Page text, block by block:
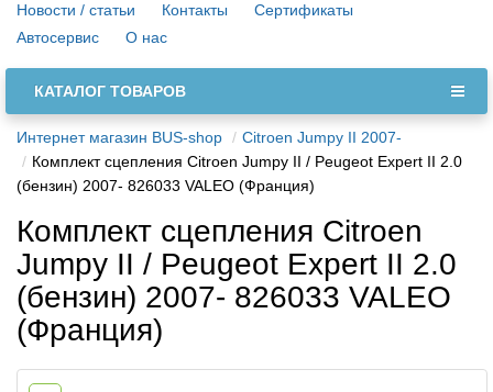
Новости / статьи
Контакты
Сертификаты
Автосервис
О нас
КАТАЛОГ ТОВАРОВ
Интернет магазин BUS-shop
Citroen Jumpy II 2007-
Комплект сцепления Citroen Jumpy II / Peugeot Expert II 2.0
(бензин) 2007- 826033 VALEO (Франция)
Комплект сцепления Citroen
Jumpy II / Peugeot Expert II 2.0
(бензин) 2007- 826033 VALEO
(Франция)